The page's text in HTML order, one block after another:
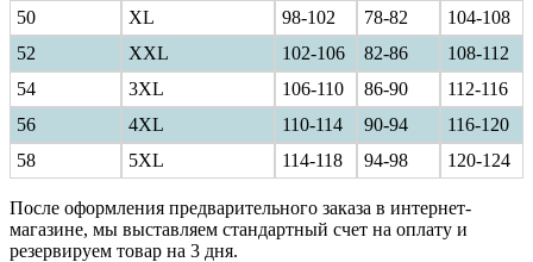
50
XL 98-102 78-82
104-108
52
XXL 102-106 82-86
108-112
54
3XL 106-110 86-90
112-116
56
4XL 110-114 90-94
116-120
58
5XL 114-118 94-98 120-124
После оформления предварительного заказа в интернет-
магазине, мы выставляем стандартный счет на оплату и
резервируем товар на 3 дня.